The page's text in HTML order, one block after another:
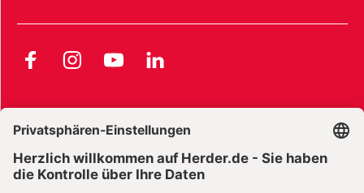
FacebookInstagramYouTubeLinkedIn
Widerrufsbelehrung E-Books
Widerrufsbelehrung Zeitschriften Datenschutz
Datenschutz Social Media Barrierefreiheit